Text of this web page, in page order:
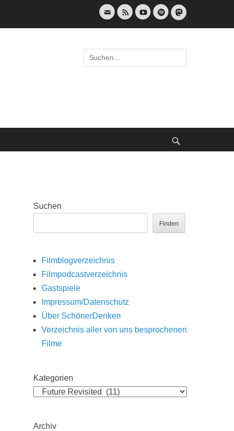
E-
Mail
Feed YouTubeSpotify
Suche
nach:
Suchen
Finden
Filmblogverzeichnis
Filmpodcastverzeichnis
Gastspiele
Impressum/Datenschutz
Über SchönerDenken
Verzeichnis aller von uns besprochenen
Filme
Kategorien
Archiv